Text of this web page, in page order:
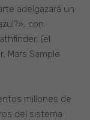
adelgazará un
con
(el
Mars Sample
millones de
del sistema